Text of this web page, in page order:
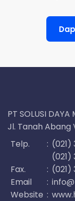
PT SOLUSI DAYA
Jl. Tanah Abang
Telp.
: (021)
(021)
Fax.
: (021)
Email
:
Website :